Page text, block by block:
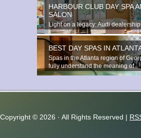
HARBOUR CLUB DAY SPA
SALON
Light on a legacy: Audi
tribute to Prince You ignite the...
BEST DAY SPAS IN
Spas in the Atlanta region of
fully understand the meaning of
relaxation...
Copyright © 2026 · All Rights Reserved |